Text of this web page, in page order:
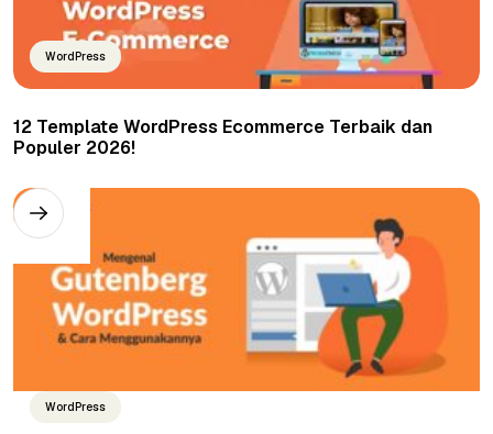
WordPress
12 Template WordPress Ecommerce Terbaik dan
Populer 2026!
WordPress